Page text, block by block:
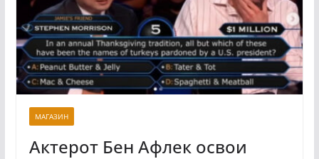
МАГАЗИН
Актерот Бен Афлек освои